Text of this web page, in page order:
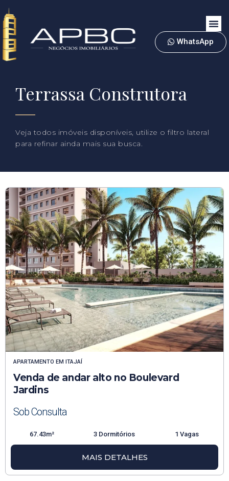
WhatsApp
Terrassa Construtora
Veja todos imóveis disponíveis, utilize o filtro lateral
para refinar ainda mais sua busca.
APARTAMENTO EM ITAJAÍ
Venda de andar alto no Boulevard
Jardins
Sob Consulta
67.43m² 3 Dormitórios 1 Vagas
MAIS DETALHES